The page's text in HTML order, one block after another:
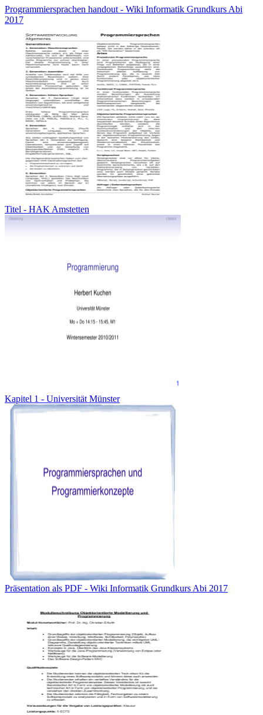
Programmiersprachen handout - Wiki Informatik Grundkurs Abi
2017
Titel - HAK Amstetten
Kapitel 1 - Universität Münster
Präsentation als PDF - Wiki Informatik Grundkurs Abi 2017